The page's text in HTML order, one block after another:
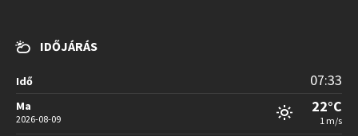
IDŐJÁRÁS
Idő 07:33
Ma
2026-08-09
22°C
1 m/s